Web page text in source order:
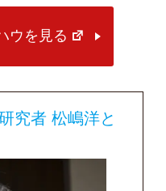
ウを見る
究者 松嶋洋と